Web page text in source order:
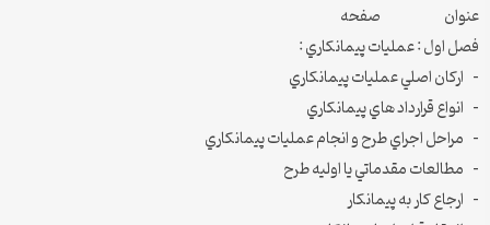
عنوان صفحه
فصل اول : عمليات پيمانكاري :
– اركان اصلي عمليات پيمانكاري
– انواع قرارداد هاي پيمانكاري
– مراحل اجراي طرح و انجام عمليات پيمانكاري
– مطالعات مقدماتي يا اوليه طرح
– ارجاع كار به پيمانكار